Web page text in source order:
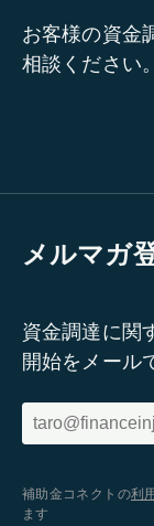
お客様の資金
相談ください。
メルマガ
資金調達に関
開始をメール
補助金コネクトの利
ます